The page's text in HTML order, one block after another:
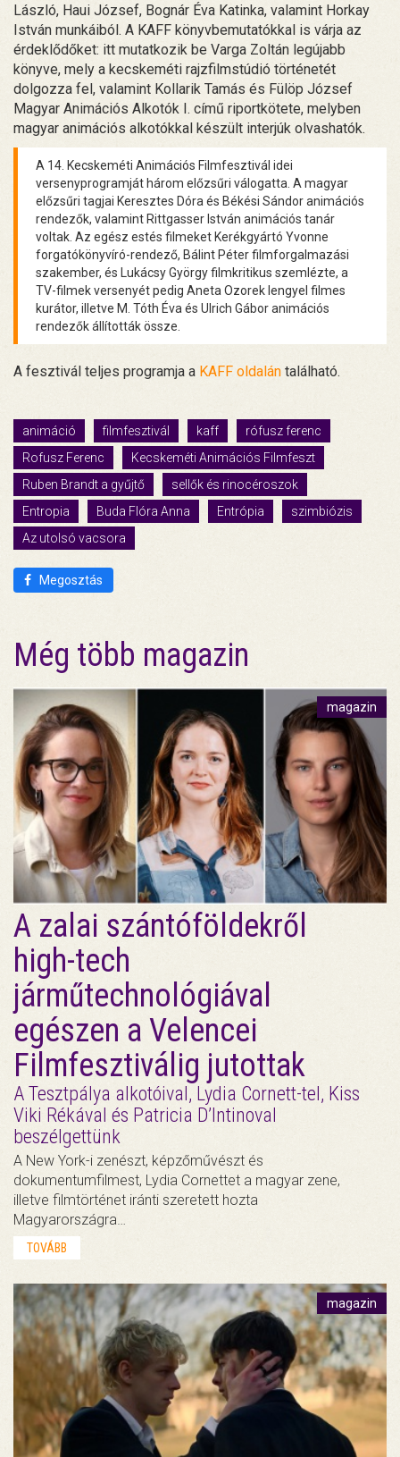
László, Haui József, Bognár Éva Katinka, valamint Horkay
István munkáiból. A KAFF könyvbemutatókkal is várja az
érdeklődőket: itt mutatkozik be Varga Zoltán legújabb
könyve, mely a kecskeméti rajzfilmstúdió történetét
dolgozza fel, valamint Kollarik Tamás és Fülöp József
Magyar Animációs Alkotók I. című riportkötete, melyben
magyar animációs alkotókkal készült interjúk olvashatók.
A 14. Kecskeméti Animációs Filmfesztivál idei
versenyprogramját három előzsűri válogatta. A magyar
előzsűri tagjai Keresztes Dóra és Békési Sándor animációs
rendezők, valamint Rittgasser István animációs tanár
voltak. Az egész estés filmeket Kerékgyártó Yvonne
forgatókönyvíró-rendező, Bálint Péter filmforgalmazási
szakember, és Lukácsy György filmkritikus szemlézte, a
TV-filmek versenyét pedig Aneta Ozorek lengyel filmes
kurátor, illetve M. Tóth Éva és Ulrich Gábor animációs
rendezők állították össze.
A fesztivál teljes programja a KAFF oldalán található.
animáció filmfesztivál kaff
rófusz ferenc
Rofusz Ferenc
Kecskeméti Animációs Filmfeszt
Ruben Brandt a gyűjtő
sellők és rinocéroszok
Entropia
Buda Flóra Anna Entrópia
szimbiózis
Az utolsó vacsora
Megosztás
Még több magazin
magazin
A zalai szántóföldekről
high-tech
járműtechnológiával
egészen a Velencei
Filmfesztiválig jutottak
A Tesztpálya alkotóival, Lydia Cornett-tel, Kiss
Viki Rékával és Patricia D’Intinoval
beszélgettünk
A New York-i zenészt, képzőművészt és
dokumentumfilmest, Lydia Cornettet a magyar zene,
illetve filmtörténet iránti szeretett hozta
Magyarországra…
TOVÁBB
magazin